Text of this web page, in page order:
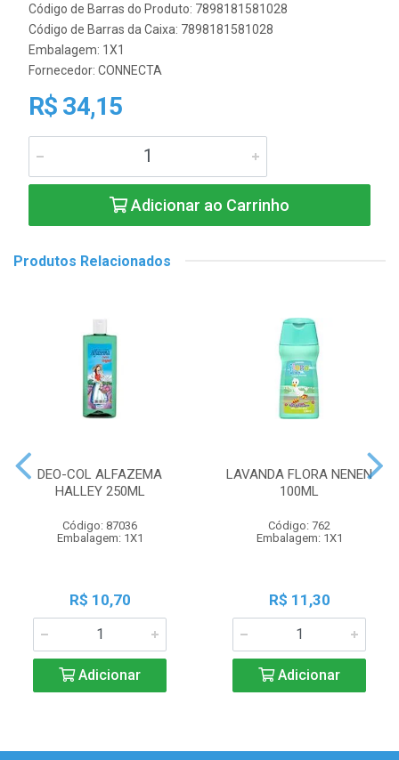
Código de Barras do Produto: 7898181581028
Código de Barras da Caixa: 7898181581028
Embalagem: 1X1
Fornecedor: CONNECTA
R$ 34,15
Adicionar ao Carrinho
Produtos Relacionados
DEO-COL ALFAZEMA
HALLEY 250ML
Código: 87036
Embalagem: 1X1
R$ 10,70
Adicionar
LAVANDA FLORA NENEN
100ML
Código: 762
Embalagem: 1X1
R$ 11,30
Adicionar